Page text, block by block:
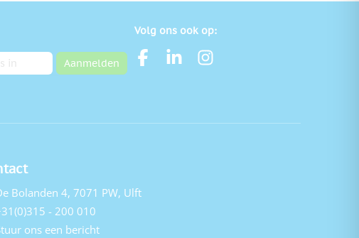
Aanmelden
Volg ons ook op:
Bolanden 4, 7071 PW, Ulft
- 200 010
ons een bericht